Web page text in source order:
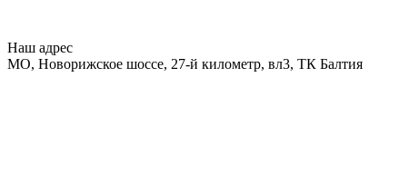
Наш адрес
МО, Новорижское шоссе, 27-й километр, вл3, ТК Балтия